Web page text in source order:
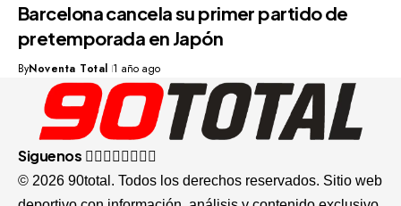
Barcelona cancela su primer partido de
pretemporada en Japón
ByNoventa Total 1 año ago
Siguenos
© 2026 90total. Todos los derechos reservados. Sitio web